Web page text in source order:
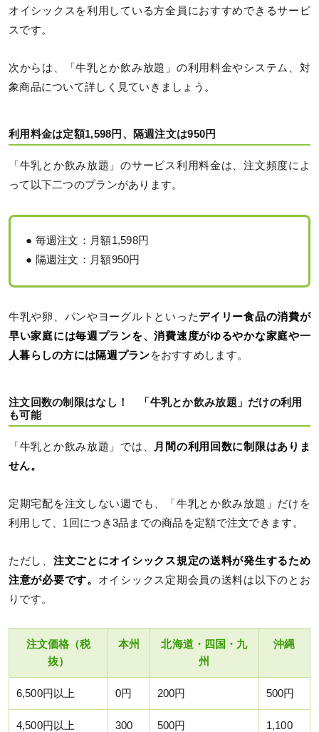
オイシックスを利用している方全員におすすめできるサービ
スです。
次からは、「牛乳とか飲み放題」の利用料金やシステム、対
象商品について詳しく見ていきましょう。
利用料金は定額1,598円、隔週注文は950円
「牛乳とか飲み放題」のサービス利用料金は、注文頻度によ
って以下二つのプランがあります。
● 毎週注文：月額1,598円
● 隔週注文：月額950円
牛乳や卵、パンやヨーグルトといったデイリー食品の消費が
早い家庭には毎週プランを、消費速度がゆるやかな家庭や一
人暮らしの方には隔週プランをおすすめします。
注文回数の制限はなし！ 「牛乳とか飲み放題」だけの利用
も可能
「牛乳とか飲み放題」では、
月間の利用回数に制限はありま
せん。
定期宅配を注文しない週でも、「牛乳とか飲み放題」だけを
利用して、1回につき3品までの商品を定額で注文できます。
ただし、 注文ごとにオイシックス規定の送料が発生するため
注意が必要です。 オイシックス定期会員の送料は以下のとお
りです。
注文価格（税
抜）
本州
北海道・四国・九
州
沖縄
6,500円以上 0円 200円 500円
4,500円以上 300 500円 1,100